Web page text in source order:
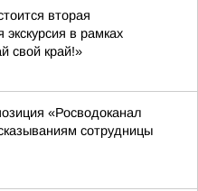
вторая
экскурсия в рамках
свой край!»
«Росводоканал
сотрудницы